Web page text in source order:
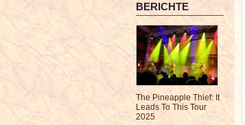
BERICHTE
The Pineapple Thief: It
Leads To This Tour
2025